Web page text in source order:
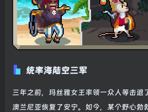
统率海陆空三军
三年之前，玛丝雅女王率领一众人等击退
澳兰尼亚恢复了安宁。如今，某个野心勃